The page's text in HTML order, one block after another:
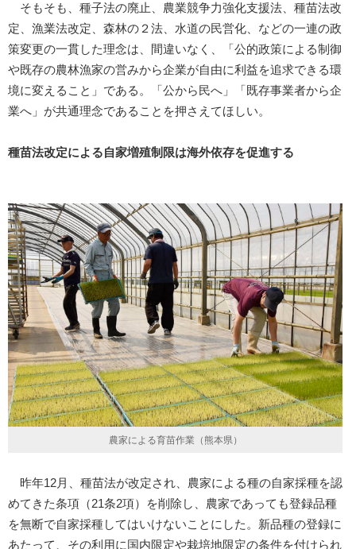
そもそも、種子法の廃止、農業競争力強化支援法、種苗法改
定、漁業法改定、森林の２法、水道の民営化、などの一連の政
策変更の一貫した理念は、間違いなく、「公的政策による制御
や既存の農林漁家の営みから企業が自由に利益を追求できる環
境に変えること」である。「公から民へ」「既存事業者から企
業へ」が共通理念であることを押さえてほしい。
種苗法改定による自家増殖制限は海外依存を促進する
農家による育苗作業（熊本県）
昨年12月、種苗法が改定され、農家による種の自家採種を認
めてきた条項（21条2項）を削除し、農家であっても登録品種
を無断で自家採種してはいけないことにした。新品種の登録に
あたって、その利用に国内限定や栽培地限定の条件を付けられ